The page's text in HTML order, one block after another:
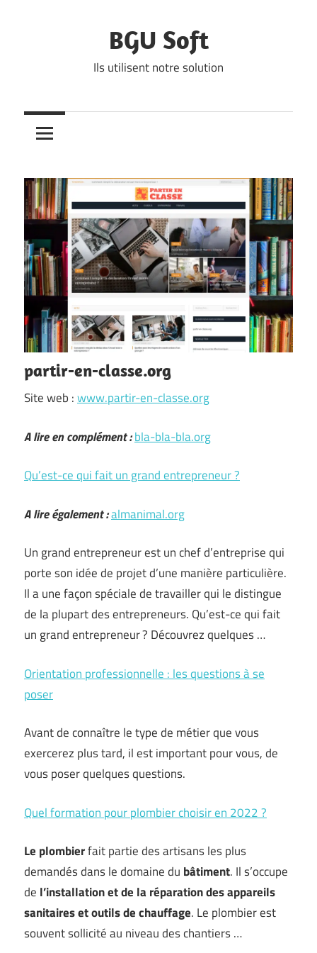
BGU Soft
Ils utilisent notre solution
partir-en-classe.org
Site web :www.partir-en-classe.org
A lire en complément :bla-bla-bla.org
Qu’est-ce qui fait un grand entrepreneur ?
A lire également :almanimal.org
Un grand entrepreneur est un chef d’entreprise qui
porte son idée de projet d’une manière particulière.
Il a une façon spéciale de travailler qui le distingue
de la plupart des entrepreneurs. Qu’est-ce qui fait
un grand entrepreneur ? Découvrez quelques …
Orientation professionnelle : les questions à se
poser
Avant de connaître le type de métier que vous
exercerez plus tard, il est important pour vous, de
vous poser quelques questions.
Quel formation pour plombier choisir en 2022 ?
Le plombierfait partie des artisans les plus
demandés dans le domaine du bâtiment. Il s’occupe
de l’installation et de la réparation des appareils
sanitaires et outils de chauffage. Le plombier est
souvent sollicité au niveau des chantiers …